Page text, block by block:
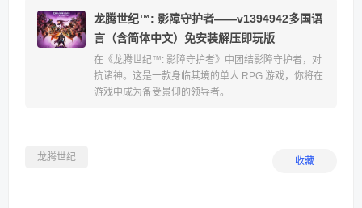
龙腾世纪™: 影障守护者——v1394942多国语
言（含简体中文）免安装解压即玩版
在《龙腾世纪™: 影障守护者》中团结影障守护者，对
抗诸神。这是一款身临其境的单人 RPG 游戏，你将在
游戏中成为备受景仰的领导者。
龙腾世纪 收藏